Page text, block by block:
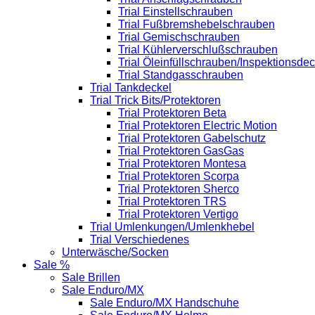
Trial Einstellschrauben
Trial Fußbremshebelschrauben
Trial Gemischschrauben
Trial Kühlerverschlußschrauben
Trial Öleinfüllschrauben/
Trial Standgasschrauben
Trial Tankdeckel
Trial Trick Bits/Protektoren
Trial Protektoren Beta
Trial Protektoren Electric Motion
Trial Protektoren Gabelschutz
Trial Protektoren GasGas
Trial Protektoren Montesa
Trial Protektoren Scorpa
Trial Protektoren Sherco
Trial Protektoren TRS
Trial Protektoren Vertigo
Trial Umlenkungen/Umlenkhebel
Trial Verschiedenes
Unterwäsche/Socken
Sale %
Sale Brillen
Sale Enduro/MX
Sale Enduro/MX Handschuhe